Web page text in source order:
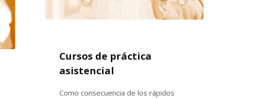
Cursos de práctica
asistencial
Como consecuencia de los rápidos